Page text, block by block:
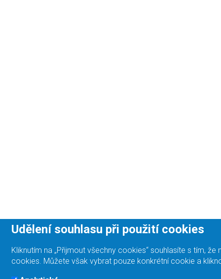
Udělení souhlasu při použití cookies
Kliknutím na „Přijmout všechny cookies“ souhlasíte s tím,
cookies. Můžete však vybrat pouze konkrétní cookie a